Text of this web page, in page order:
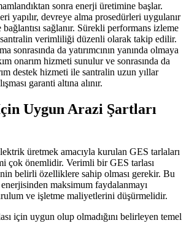
sonra enerji üretimine başlar.
yapılır, devreye alma prosedürleri uygulanır
sağlanır. Sürekli performans izleme
verimliliği düzenli olarak takip edilir.
sonrasında da yatırımcının yanında olmaya
onarım hizmeti sunulur ve sonrasında da
destek hizmeti ile santralin uzun yıllar
garanti altına alınır.
Uygun Arazi Şartları
üretmek amacıyla kurulan GES tarlaları
çok önemlidir. Verimli bir GES tarlası
belirli özelliklere sahip olması gerekir. Bu
maksimum faydalanmayı
ve işletme maliyetlerini düşürmelidir.
için uygun olup olmadığını belirleyen temel